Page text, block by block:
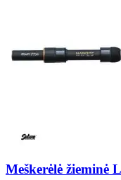
Meškerėlė žieminė